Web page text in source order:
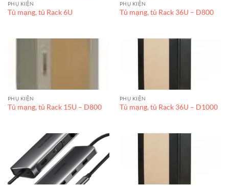
PHỤ KIỆN
Tủ mạng, tủ Rack 6U
PHỤ KIỆN
Tủ mạng, tủ Rack 36U – D800
PHỤ KIỆN
Tủ mạng, tủ Rack 15U – D800
PHỤ KIỆN
Tủ mạng, tủ Rack 36U – D1000